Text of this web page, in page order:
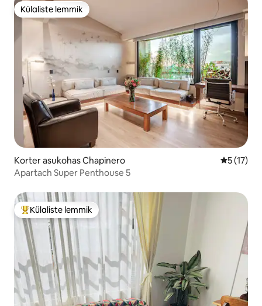
Külaliste lemmik
Külaliste lemmik
Korter asukohas Chapinero
5 (17)
Apartach Super Penthouse 5
Külaliste suur lemmik
Külaliste lemmik